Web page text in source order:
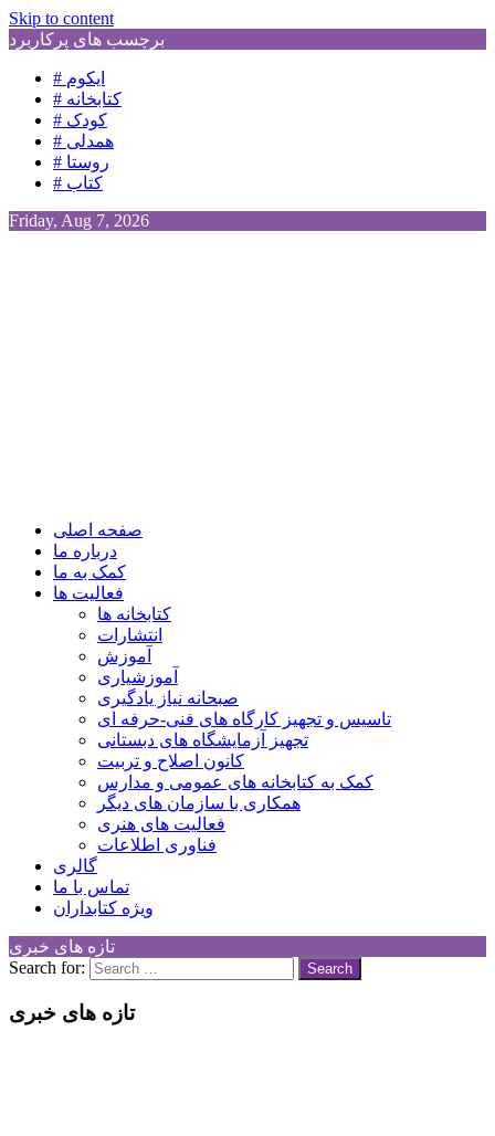
Skip to content
برچسب های پرکاربرد
# ایکوم
# کتابخانه
# کودک
# همدلی
# روستا
# کتاب
Friday, Aug 7, 2026
Children Cultural Development Center
صفحه اصلی
درباره ما
کمک به ما
فعالیت ها
کتابخانه ها
انتشارات
آموزش
آموزشیاری
صبحانه نیاز یادگیری
تاسیس و تجهیز کارگاه های فنی-حرفه ای
تجهیز آزمایشگاه های دبستانی
کانون اصلاح و تربیت
کمک به کتابخانه های عمومی و مدارس
همکاری با سازمان های دیگر
فعالیت های هنری
فناوری اطلاعات
گالری
تماس با ما
ویژه کتابداران
تازه های خبری
Search for:
تازه های خبری